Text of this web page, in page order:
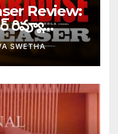
Review:
రివ్యూ…
SWETHA